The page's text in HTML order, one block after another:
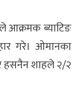
आक्रमक ब्याटिङ
गरे। ओमानका
हसनैन शाहले २/२